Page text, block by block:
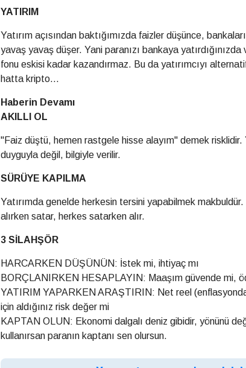
YATIRIM
Yatırım açısından baktığımızda faizler düşünce,
yavaş yavaş düşer. Yani paranızı bankaya
fonu eskisi kadar kazandırmaz. Bu da yatırımcıyı
hatta kripto...
Haberin Devamı
AKILLI OL
"Faiz düştü, hemen rastgele hisse alayım" demek risklidir.
duyguyla değil, bilgiyle verilir.
SÜRÜYE KAPILMA
Yatırımda genelde herkesin tersini yapabilmek makbuldür.
alırken satar, herkes satarken alır.
3 SİLAHŞÖR
HARCARKEN DÜŞÜNÜN: İstek mi, ihtiyaç mı
BORÇLANIRKEN HESAPLAYIN: Maaşım güvende mi,
YATIRIM YAPARKEN ARAŞTIRIN: Net reel
için aldığınız risk değer mi
KAPTAN OLUN: Ekonomi dalgalı deniz gibidir, yönünü
kullanırsan paranın kaptanı sen olursun.